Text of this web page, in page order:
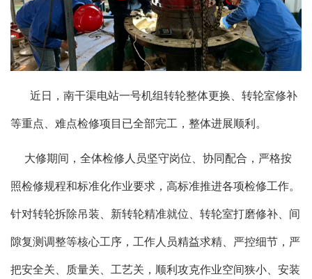
近日，南干渠电站一号机组转轮整体更换、转轮室修补
等重点、难点检修项目已全部完工，整体进展顺利。
大修期间，全体检修人员坚守岗位、协同配合，严格按
照检修规程和标准化作业要求，高标准推进各项检修工作。
针对转轮拆除吊装、新转轮精准就位、转轮室打磨修补、间
隙复测调整等核心工序，工作人员精益求精、严控细节，严
把安全关、质量关、工艺关，顺利攻克作业空间狭小、安装